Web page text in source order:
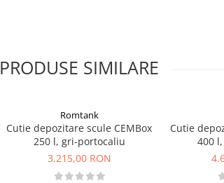
PRODUSE SIMILARE
Romtank
Cutie depozitare scule CEMBox
250 l, gri-portocaliu
3.215,00 RON
Cutie
400